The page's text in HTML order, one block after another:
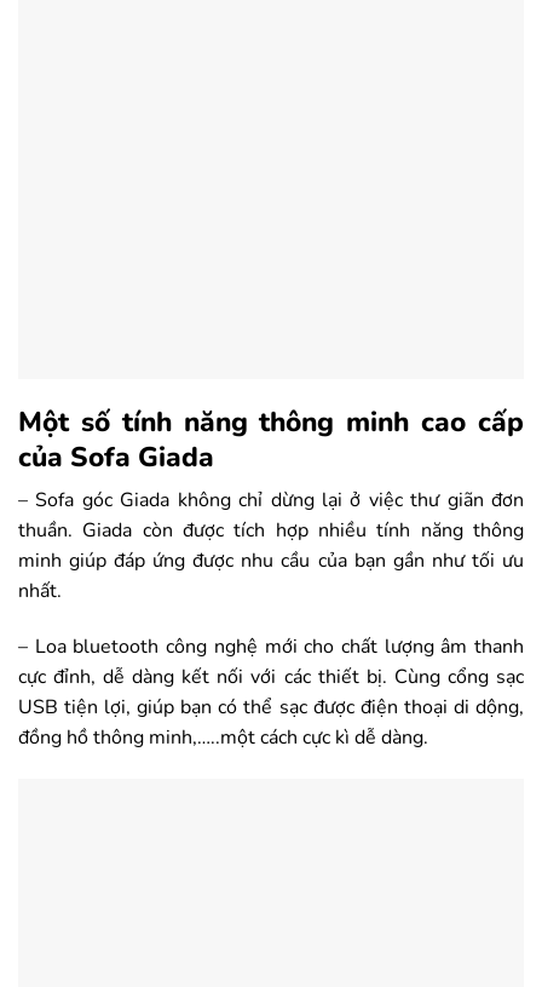
Một số tính năng thông minh cao cấp
của Sofa Giada
– Sofa góc Giada không chỉ dừng lại ở việc thư giãn đơn
thuần. Giada còn được tích hợp nhiều tính năng thông
minh giúp đáp ứng được nhu cầu của bạn gần như tối ưu
nhất.
– Loa bluetooth công nghệ mới cho chất lượng âm thanh
cực đỉnh, dễ dàng kết nối với các thiết bị. Cùng cổng sạc
USB tiện lợi, giúp bạn có thể sạc được điện thoại di dộng,
đồng hồ thông minh,…..một cách cực kì dễ dàng.